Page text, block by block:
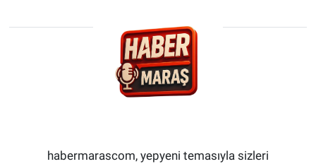
habermarascom, yepyeni temasıyla sizleri